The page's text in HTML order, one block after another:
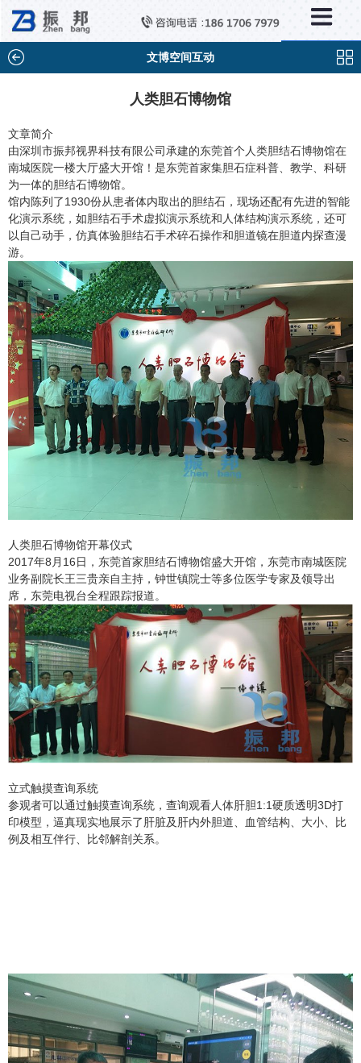
文博空间互动
人类胆石博物馆
文章简介
由深圳市振邦视界科技有限公司承建的东莞首个人类胆结石博物馆在
南城医院一楼大厅盛大开馆！是东莞首家集胆石症科普、教学、科研
为一体的胆结石博物馆。
馆内陈列了1930份从患者体内取出的胆结石，现场还配有先进的智能
化演示系统，如胆结石手术虚拟演示系统和人体结构演示系统，还可
以自己动手，仿真体验胆结石手术碎石操作和胆道镜在胆道内探查漫
游。
人类胆石博物馆开幕仪式
2017年8月16日，东莞首家胆结石博物馆盛大开馆，东莞市南城医院
业务副院长王三贵亲自主持，钟世镇院士等多位医学专家及领导出
席，东莞电视台全程跟踪报道。
立式触摸查询系统
参观者可以通过触摸查询系统，查询观看人体肝胆1:1硬质透明3D打
印模型，逼真现实地展示了肝脏及肝内外胆道、血管结构、大小、比
例及相互伴行、比邻解剖关系。
新闻中心
×
公司新闻
行业新闻
问题解答